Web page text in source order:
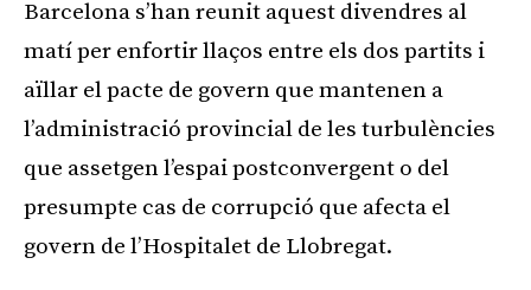
Barcelona s’han reunit aquest divendres al
matí per enfortir llaços entre els dos partits i
aïllar el pacte de govern que mantenen a
l’administració provincial de les turbulències
que assetgen l’espai postconvergent o del
presumpte cas de corrupció que afecta el
govern de l’Hospitalet de Llobregat.